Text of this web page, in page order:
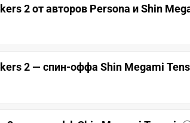
2 от авторов Persona и Shin
2 — спин‑оффа Shin Megami